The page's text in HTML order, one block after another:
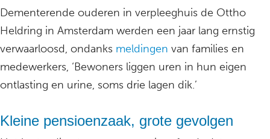
Dementerende ouderen in verpleeghuis de Ottho
Heldring in Amsterdam werden een jaar lang ernstig
verwaarloosd, ondanks meldingen van families en
medewerkers, ‘Bewoners liggen uren in hun eigen
ontlasting en urine, soms drie lagen dik.’
Kleine pensioenzaak, grote gevolgen